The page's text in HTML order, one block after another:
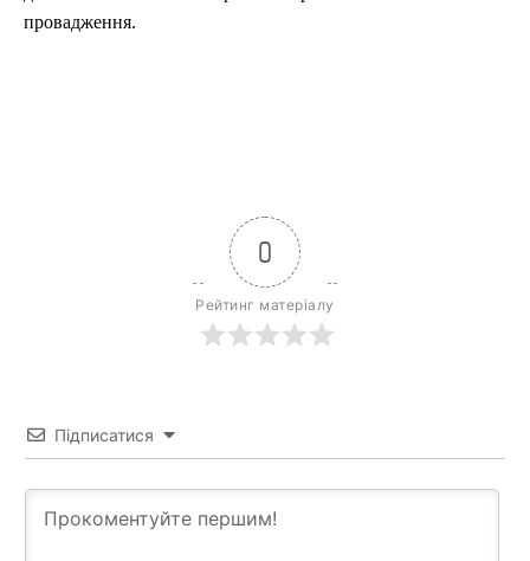
провадження.
0
Рейтинг матеріалу
Підписатися